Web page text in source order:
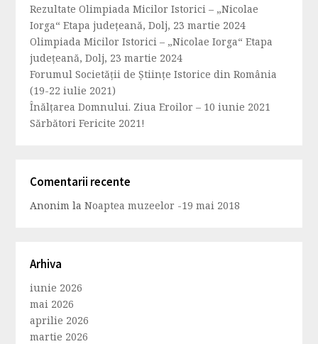
Rezultate Olimpiada Micilor Istorici – „Nicolae
Iorga“ Etapa județeană, Dolj, 23 martie 2024
Olimpiada Micilor Istorici – „Nicolae Iorga“ Etapa
județeană, Dolj, 23 martie 2024
Forumul Societăţii de Ştiinţe Istorice din România
(19-22 iulie 2021)
Înălțarea Domnului. Ziua Eroilor – 10 iunie 2021
Sărbători Fericite 2021!
Comentarii recente
Anonim laNoaptea muzeelor -19 mai 2018
Arhiva
iunie 2026
mai 2026
aprilie 2026
martie 2026